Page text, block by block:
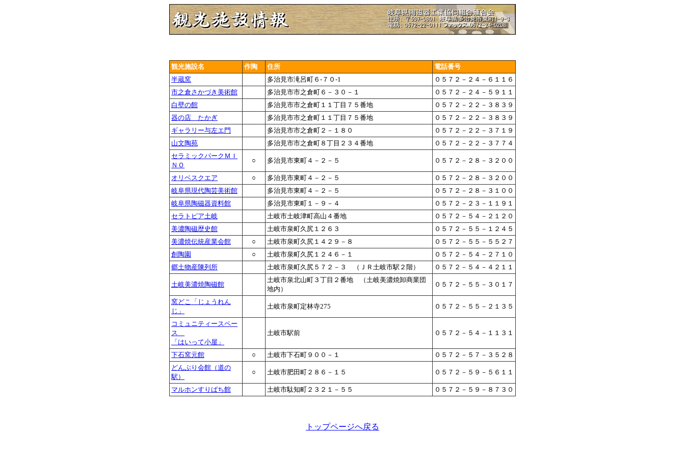
観光施設名 作陶 住所
電話番号
半蔵窯
多治見市滝呂町６-７０-1
０５７２－２４－６１１６
市之倉さかづき美術館
多治見市市之倉町６－３０－１
０５７２－２４－５９１１
白壁の館
多治見市市之倉町１１丁目７５番地
０５７２－２２－３８３９
器の店 たかぎ
多治見市市之倉町１１丁目７５番地
０５７２－２２－３８３９
ギャラリー与左エ門
多治見市市之倉町２－１８０
０５７２－２２－３７１９
山文陶苑
多治見市市之倉町８丁目２３４番地
０５７２－２２－３７７４
セラミックパークＭＩ
ＮＯ
○ 多治見市東町４－２－５ ０５７２－２８－３２００
オリベスクエア ○ 多治見市東町４－２－５
０５７２－２８－３２００
岐阜県現代陶芸美術館
多治見市東町４－２－５
０５７２－２８－３１００
岐阜県陶磁器資料館
多治見市東町１－９－４
０５７２－２３－１１９１
セラトピア土岐
土岐市土岐津町高山４番地
０５７２－５４－２１２０
美濃陶磁歴史館
土岐市泉町久尻１２６３
０５７２－５５－１２４５
美濃焼伝統産業会館
○ 土岐市泉町久尻１４２９－８
０５７２－５５－５５２７
創陶園
○ 土岐市泉町久尻１２４６－１
０５７２－５４－２７１０
郷土物産陳列所
土岐市泉町久尻５７２－３ （ＪＲ土岐市駅２階） ０５７２－５４－４２１１
土岐美濃焼陶磁館
土岐市泉北山町３丁目２番地 （土岐美濃焼卸商業団
地内）
０５７２－５５－３０１７
窯どこ「じょうれん
じ」
土岐市泉町定林寺275 ０５７２－５５－２１３５
コミュニティースペー
ス
「はいって小屋」
土岐市駅前 ０５７２－５４－１１３１
下石窯元館 ○ 土岐市下石町９００－１
０５７２－５７－３５２８
どんぶり会館（道の
駅）
○ 土岐市肥田町２８６－１５ ０５７２－５９－５６１１
マルホンすりばち館 土岐市駄知町２３２１－５５ ０５７２－５９－８７３０
トップページへ戻る